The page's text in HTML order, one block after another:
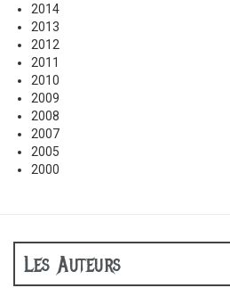
2014
2013
2012
2011
2010
2009
2008
2007
2005
2000
Les Auteurs